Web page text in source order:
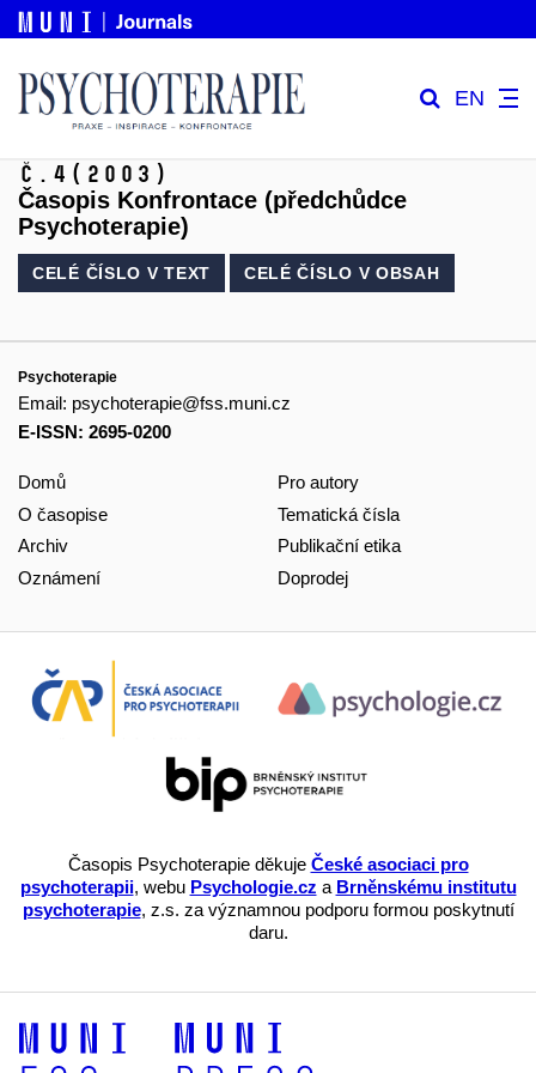
EN
č.4 (2003)
Časopis Konfrontace (předchůdce
Psychoterapie)
CELÉ ČÍSLO VTEXT CELÉ ČÍSLO VOBSAH
Psychoterapie
Email: psychoterapie@fss.muni.cz
E-ISSN: 2695-0200
Domů
O časopise
Archiv
Oznámení
Pro autory
Tematická čísla
Publikační etika
Doprodej
Časopis Psychoterapie děkuje České asociaci pro
psychoterapii, webu Psychologie.cz a Brněnskému institutu
psychoterapie, z.s. za významnou podporu formou poskytnutí
daru.